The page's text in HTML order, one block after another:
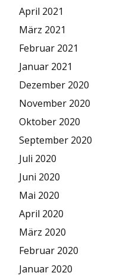
April 2021
März 2021
Februar 2021
Januar 2021
Dezember 2020
November 2020
Oktober 2020
September 2020
Juli 2020
Juni 2020
Mai 2020
April 2020
März 2020
Februar 2020
Januar 2020